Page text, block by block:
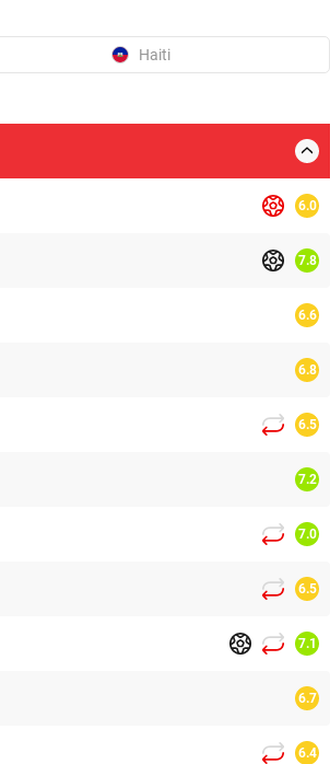
Haiti
6.0
7.8
6.6
6.8
6.5
7.2
7.0
6.5
7.1
6.7
6.4